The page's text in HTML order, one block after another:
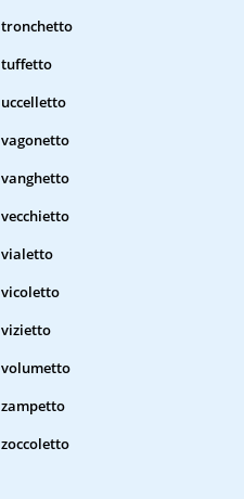
tronchetto
tuffetto
uccelletto
vagonetto
vanghetto
vecchietto
vialetto
vicoletto
vizietto
volumetto
zampetto
zoccoletto